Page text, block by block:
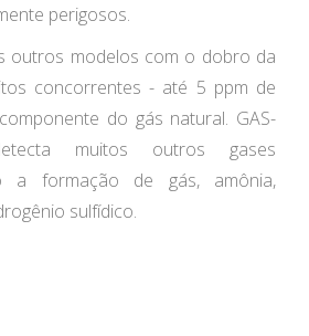
perigosos.
outros modelos com o dobro da
concorrentes - até 5 ppm de
do gás natural. GAS-
muitos outros gases
a formação de gás, amônia,
sulfídico.